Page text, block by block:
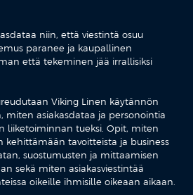
niin, että viestintä osuu
paranee ja kaupallinen
että tekeminen jää irrallisiksi
Viking Linen käytännön
miten asiakasdataa ja personointia
liiketoiminnan tueksi. Opit, miten
kehittämään tavoitteista ja business
suostumusten ja mittaamisen
sekä miten asiakasviestintää
oikeille ihmisille oikeaan aikaan.